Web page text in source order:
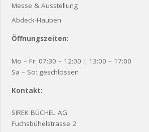
Messe & Ausstellung
Abdeck-Hauben
Öffnungszeiten:
Mo – Fr: 07:30 – 12:00 | 13:00 – 17:00
Sa – So: geschlossen
Kontakt:
SIREK BÜCHEL AG
Fuchsbühelstrasse 2